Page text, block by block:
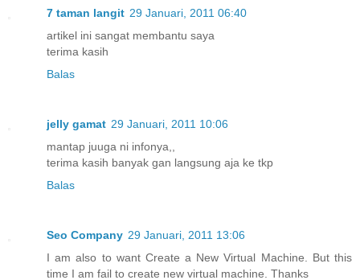
7 taman langit 29 Januari, 2011 06:40
artikel ini sangat membantu saya
terima kasih
Balas
jelly gamat 29 Januari, 2011 10:06
mantap juuga ni infonya,,
terima kasih banyak gan langsung aja ke tkp
Balas
Seo Company 29 Januari, 2011 13:06
I am also to want Create a New Virtual Machine. But this
time I am fail to create new virtual machine. Thanks